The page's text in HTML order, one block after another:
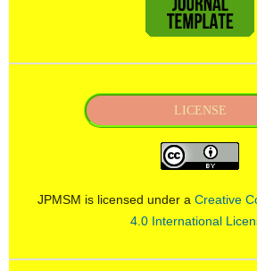
LICENSE
JPMSM is licensed under a Creative
4.0 International